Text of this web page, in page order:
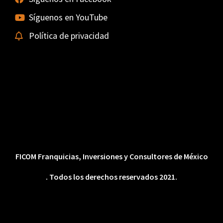
Síguenos en YouTube
Política de privacidad
FICOM Franquicias, Inversiones y Consultores de México
. Todos los derechos reservados 2021.